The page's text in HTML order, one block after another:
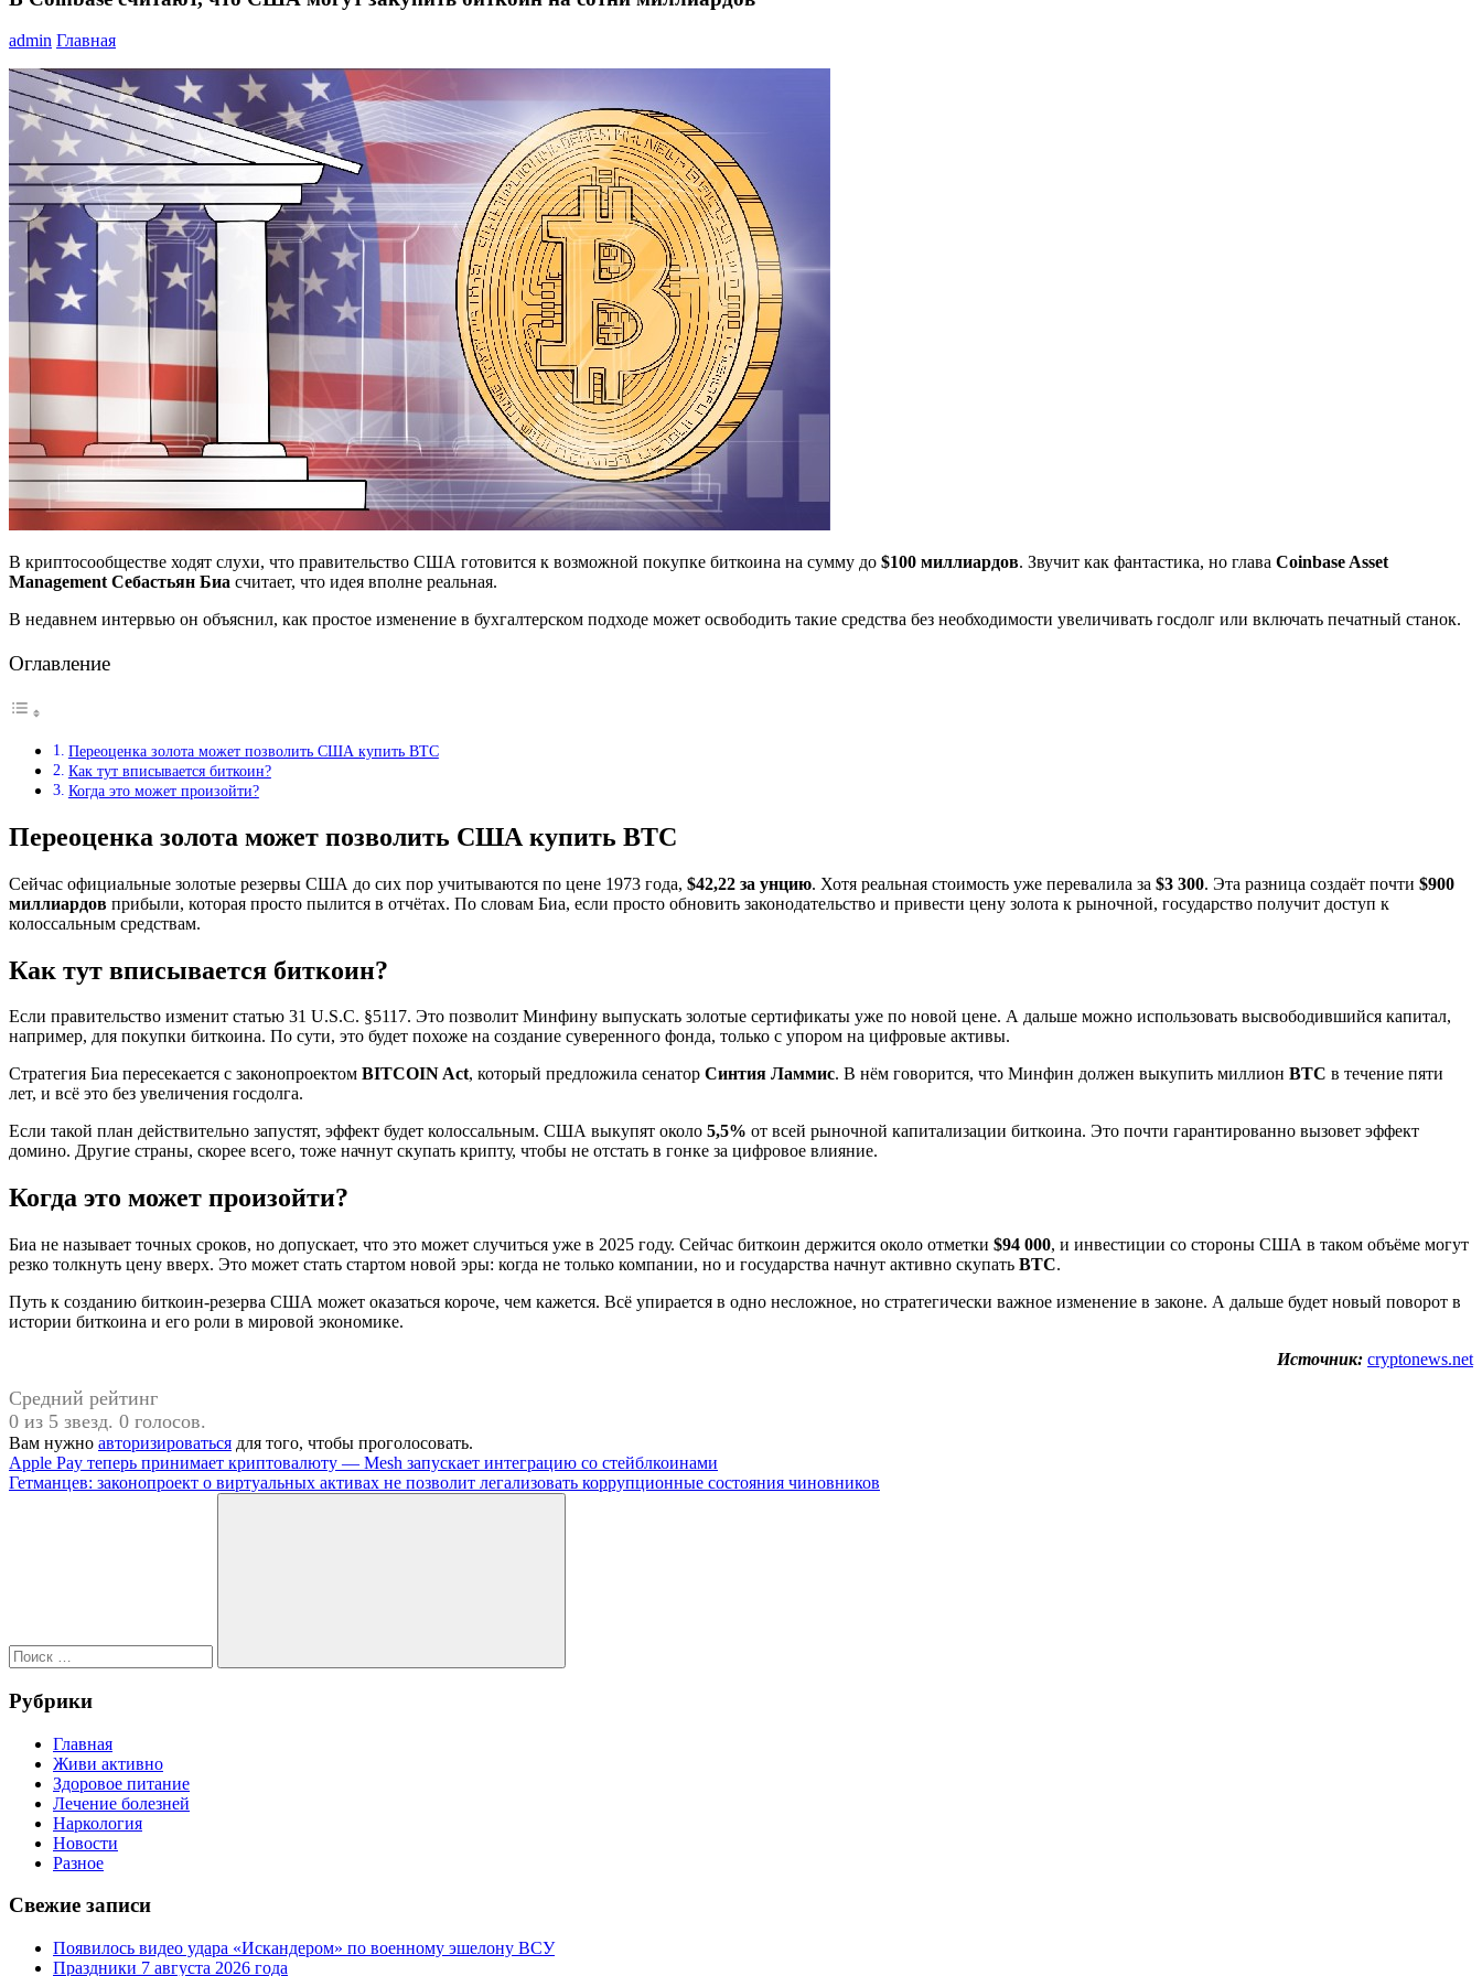
admin Главная
В криптосообществе ходят слухи, что правительство США готовится к возможной покупке биткоина на сумму до $100 миллиардов. Звучит как фантастика, но глава Coinbase Asset
Management Себастьян Биа считает, что идея вполне реальная.
В недавнем интервью он объяснил, как простое изменение в бухгалтерском подходе может освободить такие средства без необходимости увеличивать госдолг или включать печатный станок.
Оглавление
Переоценка золота может позволить США купить BTC
Как тут вписывается биткоин?
Когда это может произойти?
Переоценка золота может позволить США купить BTC
Сейчас официальные золотые резервы США до сих пор учитываются по цене 1973 года, $42,22 за унцию. Хотя реальная стоимость уже перевалила за $3 300. Эта разница создаёт почти $900
миллиардов прибыли, которая просто пылится в отчётах. По словам Биа, если просто обновить законодательство и привести цену золота к рыночной, государство получит доступ к
колоссальным средствам.
Как тут вписывается биткоин?
Если правительство изменит статью 31 U.S.C. §5117. Это позволит Минфину выпускать золотые сертификаты уже по новой цене. А дальше можно использовать высвободившийся капитал,
например, для покупки биткоина. По сути, это будет похоже на создание суверенного фонда, только с упором на цифровые активы.
Стратегия Биа пересекается с законопроектом BITCOIN Act, который предложила сенатор Синтия Ламмис. В нём говорится, что Минфин должен выкупить миллион BTC в течение пяти
лет, и всё это без увеличения госдолга.
Если такой план действительно запустят, эффект будет колоссальным. США выкупят около 5,5% от всей рыночной капитализации биткоина. Это почти гарантированно вызовет эффект
домино. Другие страны, скорее всего, тоже начнут скупать крипту, чтобы не отстать в гонке за цифровое влияние.
Когда это может произойти?
Биа не называет точных сроков, но допускает, что это может случиться уже в 2025 году. Сейчас биткоин держится около отметки $94 000, и инвестиции со стороны США в таком объёме могут
резко толкнуть цену вверх. Это может стать стартом новой эры: когда не только компании, но и государства начнут активно скупать BTC.
Путь к созданию биткоин-резерва США может оказаться короче, чем кажется. Всё упирается в одно несложное, но стратегически важное изменение в законе. А дальше будет новый поворот в
истории биткоина и его роли в мировой экономике.
Источник: cryptonews.net
Средний рейтинг
0 из 5 звезд. 0 голосов.
Вам нужно авторизироваться для того, чтобы проголосовать.
Навигация
по
Предыдущая
запись:
Apple Pay теперь принимает криптовалюту — Mesh запускает интеграцию со стейблкоинами
Следующая
Гетманцев: законопроект о виртуальных активах не позволит легализовать коррупционные состояния чиновников
Поиск
Рубрики
Главная
Живи активно
Здоровое питание
Лечение болезней
Наркология
Новости
Разное
Свежие записи
Появилось видео удара «Искандером» по военному эшелону ВСУ
Праздники 7 августа 2026 года